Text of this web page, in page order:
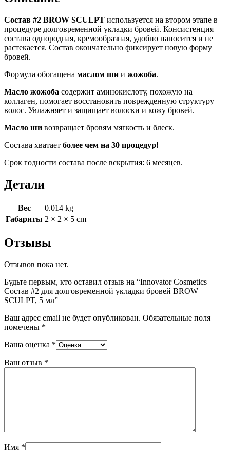
BROW
SCULPT,
5
мл
Состав #2 BROW SCULPT используется на втором этапе в
процедуре долговременной укладки бровей. Консистенция
состава однородная, кремообразная, удобно наносится и не
растекается. Состав окончательно фиксирует новую форму
бровей.
Формула обогащена маслом ши и жожоба.
Масло жожоба содержит аминокислоту, похожую на
коллаген, помогает восстановить поврежденную структуру
волос. Увлажняет и защищает волоски и кожу бровей.
Масло ши возвращает бровям мягкость и блеск.
Состава хватает более чем на 30 процедур!
Срок годности состава после вскрытия: 6 месяцев.
Детали
Вес
0.014 kg
Габариты 2 × 2 × 5 cm
Отзывы
Отзывов пока нет.
Будьте первым, кто оставил отзыв на “Innovator Cosmetics
Состав #2 для долговременной укладки бровей BROW
SCULPT, 5 мл”
Ваш адрес email не будет опубликован. Обязательные поля
помечены *
Ваша оценка *
Ваш отзыв *
Имя *